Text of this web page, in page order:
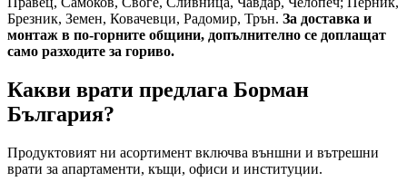
Брезник, Земен, Ковачевци, Радомир, Трън. За доставка и
монтаж в по-горните общини, допълнително се доплащат
само разходите за гориво.
Какви врати предлага Борман
България?
Продуктовият ни асортимент включва външни и вътрешни
врати за апартаменти, къщи, офиси и институции.